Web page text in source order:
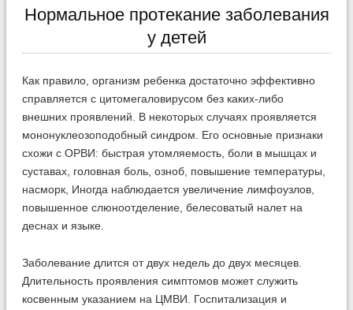
Нормальное протекание заболевания
у детей
Как правило, организм ребенка достаточно эффективно
справляется с цитомегаловирусом без каких-либо
внешних проявлений. В некоторых случаях проявляется
мононуклеозоподобный синдром. Его основные признаки
схожи с ОРВИ: быстрая утомляемость, боли в мышцах и
суставах, головная боль, озноб, повышение температуры,
насморк, Иногда наблюдается увеличение лимфоузлов,
повышенное слюноотделение, белесоватый налет на
деснах и языке.
Заболевание длится от двух недель до двух месяцев.
Длительность проявления симптомов может служить
косвенным указанием на ЦМВИ. Госпитализация и